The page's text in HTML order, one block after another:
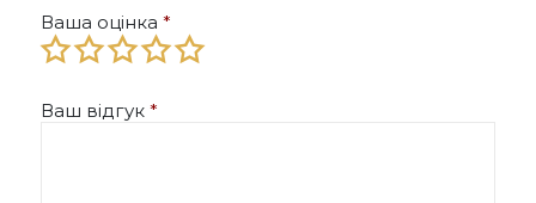
Ваша оцінка *
Ваш відгук *